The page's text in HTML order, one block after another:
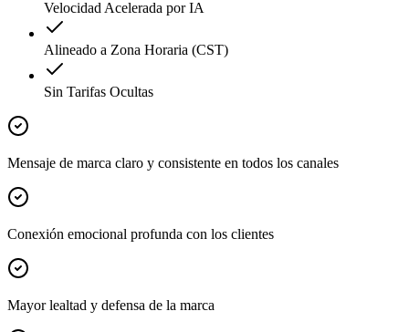
Velocidad Acelerada por IA
Alineado a Zona Horaria (CST)
Sin Tarifas Ocultas
Mensaje de marca claro y consistente en todos los canales
Conexión emocional profunda con los clientes
Mayor lealtad y defensa de la marca